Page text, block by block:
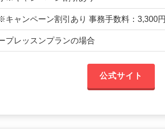
キャンペーン割引あり 事務手数料：3,300円
プレッスンプランの場合
公式サイト